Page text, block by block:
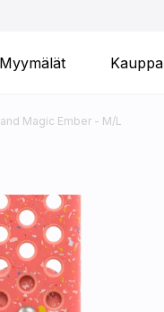
Myymälät Kauppa
Magic Ember - M/L